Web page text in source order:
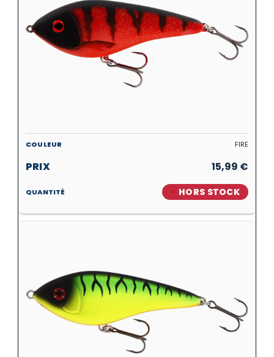
FIRE
15,99 €
HORS STOCK